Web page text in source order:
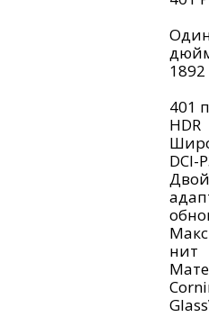
Один
1892
401
HDR
DCI-
нит